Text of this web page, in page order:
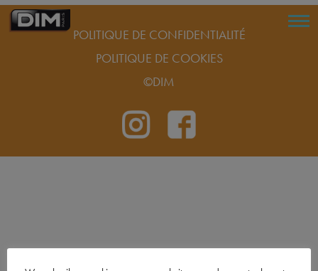
POLITIQUE DE CONFIDENTIALITÉ
POLITIQUE DE COOKIES
©DIM